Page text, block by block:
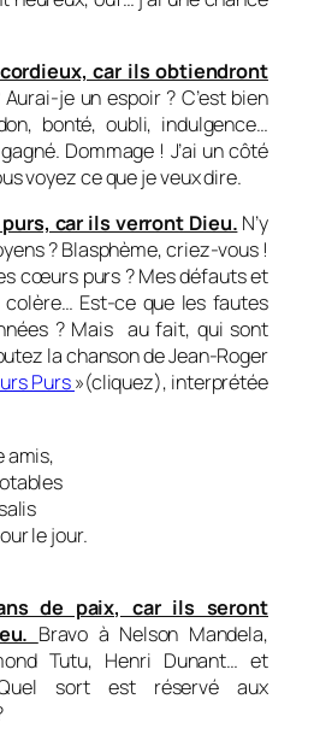
car ils obtiendront
Aurai-je un espoir ? C’est bien
bonté, oubli, indulgence…
Dommage ! J’ai un côté
voyez ce que je veux dire.
car ils verront Dieu. N’y
? Blasphème, criez-vous !
cœurs purs ? Mes défauts et
colère… Est-ce que les fautes
? Mais au fait, qui sont
la chanson de Jean-Roger
Purs»(cliquez), interprétée
amis,
le jour.
de paix, car ils seront
Bravo à Nelson Mandela,
Tutu, Henri Dunant… et
sort est réservé aux